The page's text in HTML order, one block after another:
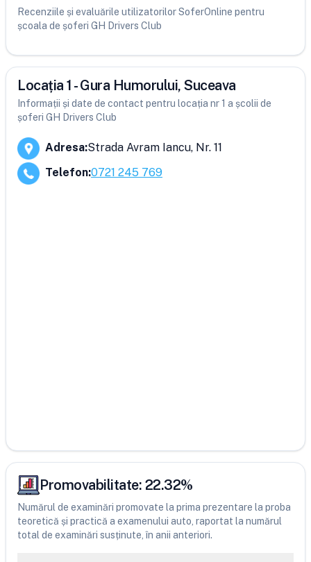
Recenziile și evaluările utilizatorilor SoferOnline pentru
școala de șoferi GH Drivers Club
Locația 1 - Gura Humorului, Suceava
Informații și date de contact pentru locația nr 1 a școlii de
șoferi GH Drivers Club
Adresa:Strada Avram Iancu, Nr. 11
Telefon:0721 245 769
Promovabilitate: 22.32%
Numărul de examinări promovate la prima prezentare la proba
teoretică și practică a examenului auto, raportat la numărul
total de examinări susținute, în anii anteriori.